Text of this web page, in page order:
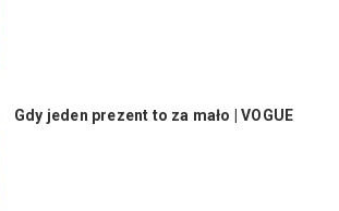
Gdy jeden prezent to za mało | VOGUE